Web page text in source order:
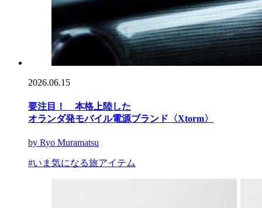
2026.06.15
要注目！ 本格上陸した
オランダ発モバイル電源ブランド〈Xtorm〉
by Ryo Muramatsu
#いま気になる旅アイテム